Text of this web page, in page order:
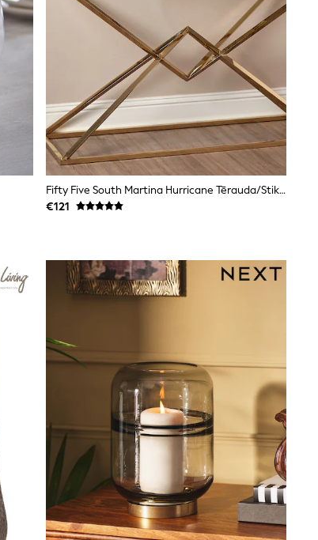
Fifty Five South Martina Hurricane Tērauda/stikla Svečturis
€121